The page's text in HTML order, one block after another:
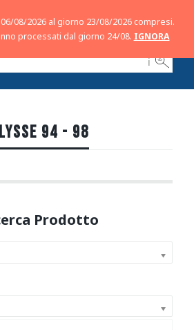
ℹ
94 - 98
08/2026 al giorno 23/08/2026 compresi.
processati dal giorno 24/08. IGNORA